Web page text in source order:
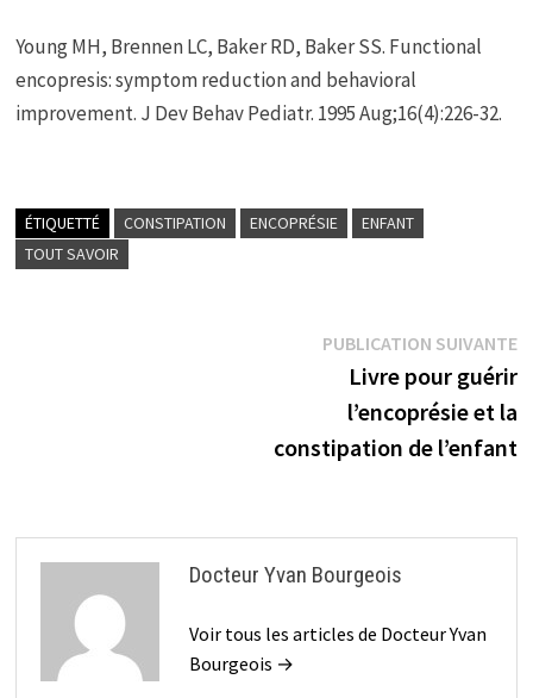
‌Young MH, Brennen LC, Baker RD, Baker SS. Functional
encopresis: symptom reduction and behavioral
improvement. J Dev Behav Pediatr. 1995 Aug;16(4):226-32.
ÉTIQUETTÉ CONSTIPATION ENCOPRÉSIE
ENFANT
TOUT SAVOIR
PUBLICATION SUIVANTE
Livre pour guérir
l’encoprésie et la
constipation de l’enfant
Docteur Yvan Bourgeois
Voir tous les articles de Docteur Yvan
Bourgeois →